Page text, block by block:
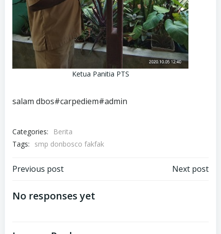
Ketua Panitia PTS
salam dbos#carpediem#admin
Categories:
Berita
Tags:
smp donbosco fakfak
Post
navigation
Previous post Next post
No responses yet